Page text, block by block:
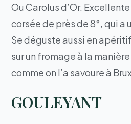
Ou Carolus d’Or.
corsée de près de 8°, qui a
Se déguste aussi en
sur un fromage à la
comme on l’a savoure à
GOULEYANT